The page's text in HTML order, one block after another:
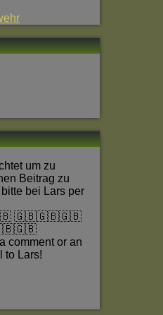
um zu
Beitrag zu
bei Lars per
🇬🇧🇬🇧🇬🇧
comment or an
to Lars!